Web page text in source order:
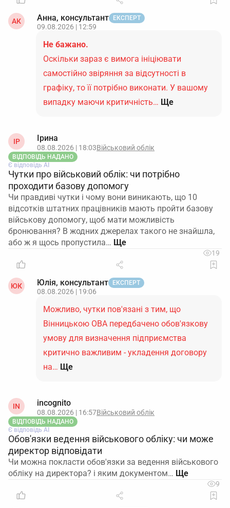
АК Анна, консультант ЕКСПЕРТ
09.08.2026 | 12:59
Не бажано.
Оскільки зараз є вимога ініціювати
самостійно звіряння за відсутності в
графіку, то її потрібно виконати. У вашому
випадку маючи критичність… Ще
ІР Ірина
08.08.2026 | 18:03Військовий облік
ВІДПОВІДЬ НАДАНО
Є відповідь АІ
Чутки про військовий облік: чи потрібно
проходити базову допомогу
Чи правдиві чутки і чому вони виникають, що 10
відсотків штатних працівників мають пройти базову
військову допомогу, щоб мати можливість
бронювання? В жодних джерелах такого не знайшла,
або ж я щось пропустила…
19
ЮК Юлія, консультант ЕКСПЕРТ
08.08.2026 | 19:06
Можливо, чутки пов'язані з тим, що
Вінницькою ОВА передбачено обов'язкову
умову для визначення підприємства
критично важливим - укладення договору
на… Ще
IN incognito
08.08.2026 | 16:57Військовий облік
ВІДПОВІДЬ НАДАНО
Є відповідь АІ
Обов'язки ведення військового обліку: чи може
директор відповідати
Чи можна покласти обов'язки за ведення військового
обліку на директора? і яким документом…
9